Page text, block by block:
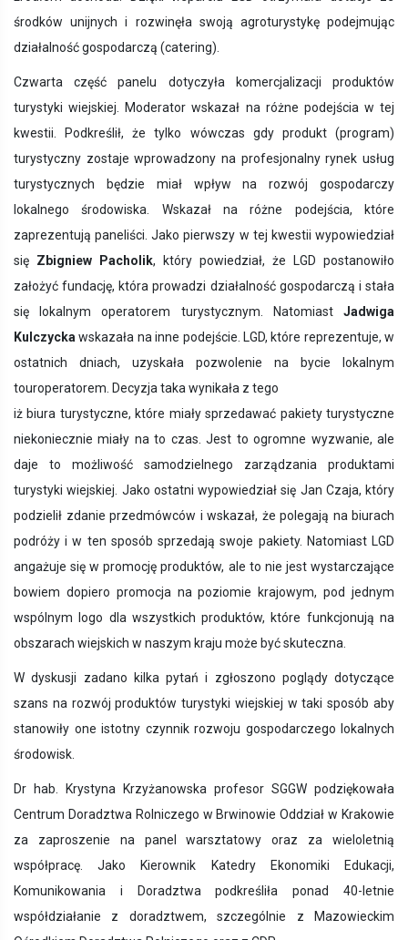
środków unijnych i rozwinęła swoją agroturystykę podejmując
działalność gospodarczą (catering).
Czwarta część panelu dotyczyła komercjalizacji produktów
turystyki wiejskiej. Moderator wskazał na różne podejścia w tej
kwestii. Podkreślił, że tylko wówczas gdy produkt (program)
turystyczny zostaje wprowadzony na profesjonalny rynek usług
turystycznych będzie miał wpływ na rozwój gospodarczy
lokalnego środowiska. Wskazał na różne podejścia, które
zaprezentują paneliści. Jako pierwszy w tej kwestii wypowiedział
się Zbigniew Pacholik, który powiedział, że LGD postanowiło
założyć fundację, która prowadzi działalność gospodarczą i stała
się lokalnym operatorem turystycznym. Natomiast Jadwiga
Kulczycka wskazała na inne podejście. LGD, które reprezentuje, w
ostatnich dniach, uzyskała pozwolenie na bycie lokalnym
touroperatorem. Decyzja taka wynikała z tego
iż biura turystyczne, które miały sprzedawać pakiety turystyczne
niekoniecznie miały na to czas. Jest to ogromne wyzwanie, ale
daje to możliwość samodzielnego zarządzania produktami
turystyki wiejskiej. Jako ostatni wypowiedział się Jan Czaja, który
podzielił zdanie przedmówców i wskazał, że polegają na biurach
podróży i w ten sposób sprzedają swoje pakiety. Natomiast LGD
angażuje się w promocję produktów, ale to nie jest wystarczające
bowiem dopiero promocja na poziomie krajowym, pod jednym
wspólnym logo dla wszystkich produktów, które funkcjonują na
obszarach wiejskich w naszym kraju może być skuteczna.
W dyskusji zadano kilka pytań i zgłoszono poglądy dotyczące
szans na rozwój produktów turystyki wiejskiej w taki sposób aby
stanowiły one istotny czynnik rozwoju gospodarczego lokalnych
środowisk.
Dr hab. Krystyna Krzyżanowska profesor SGGW podziękowała
Centrum Doradztwa Rolniczego w Brwinowie Oddział w Krakowie
za zaproszenie na panel warsztatowy oraz za wieloletnią
współpracę. Jako Kierownik Katedry Ekonomiki Edukacji,
Komunikowania i Doradztwa podkreśliła ponad 40-letnie
współdziałanie z doradztwem, szczególnie z Mazowieckim